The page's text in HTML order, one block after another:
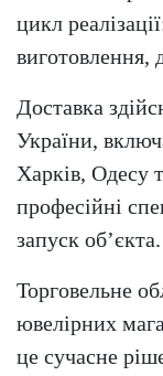
цикл
виготовлення,
Доставка
України,
Харків, Одесу
професійні
запуск об’єкта.
Торговельне
ювелірних
це сучасне